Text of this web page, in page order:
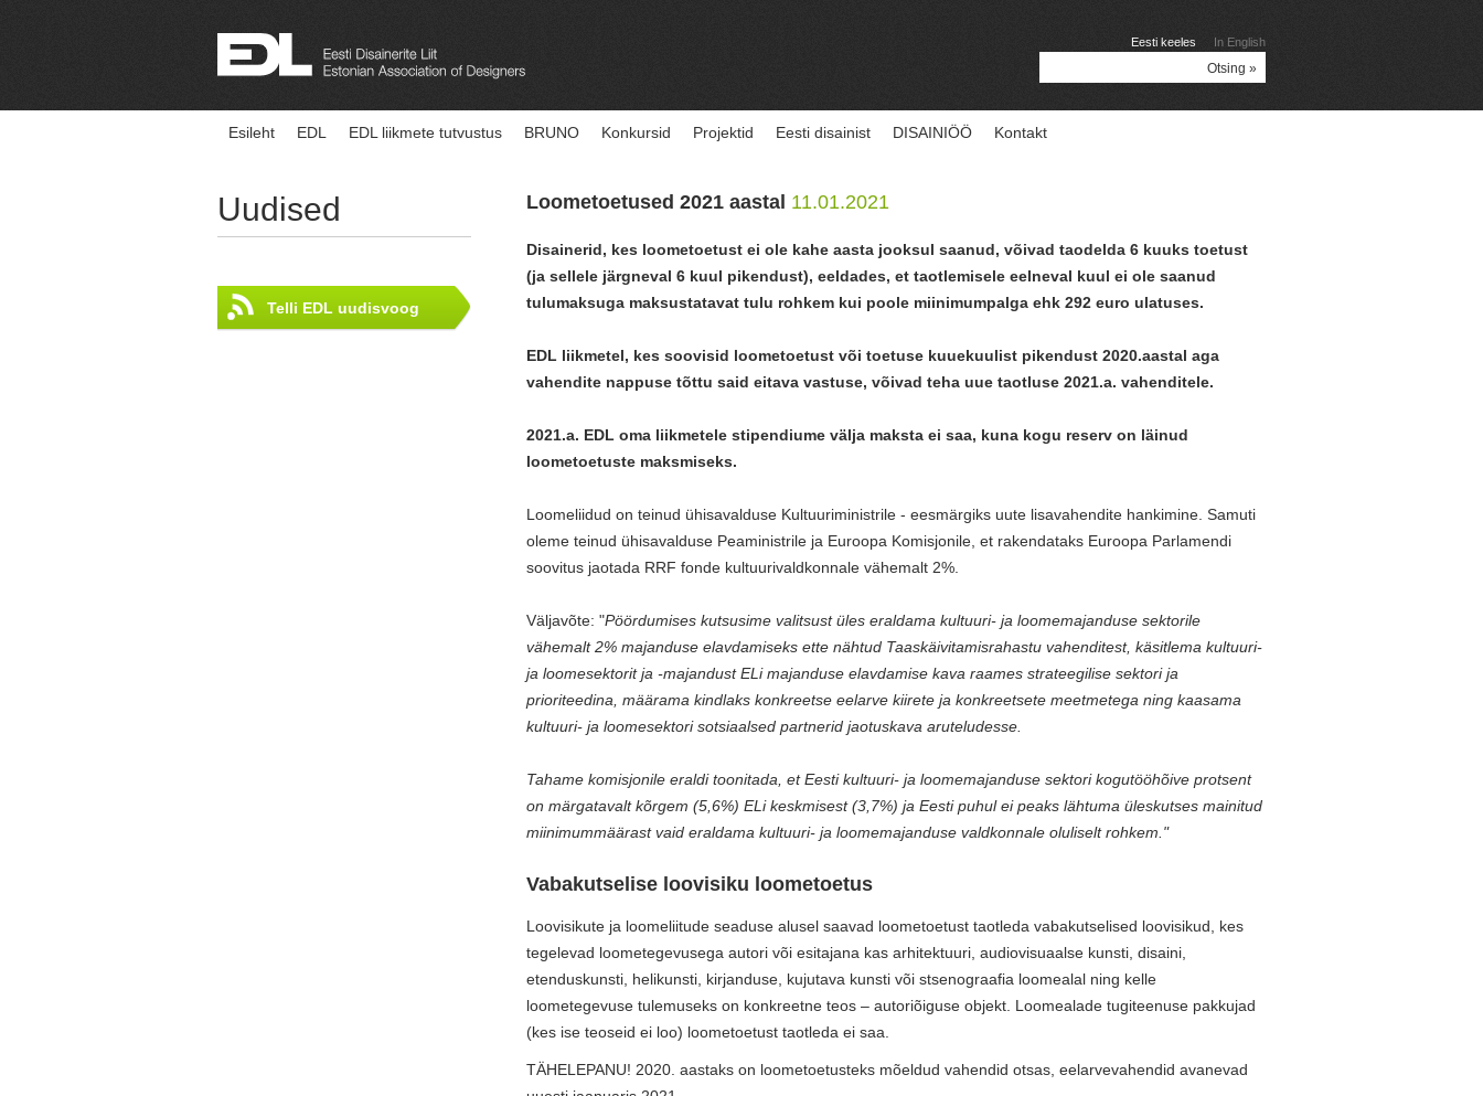
Eesti keeles In English
Esileht EDL EDL liikmete tutvustus BRUNO Konkursid Projektid Eesti disainist DISAINIÖÖ Kontakt
Uudised
Telli EDL uudisvoog
Loometoetused 2021 aastal 11.01.2021
Disainerid, kes loometoetust ei ole kahe aasta jooksul saanud, võivad taodelda 6 kuuks toetust
(ja sellele järgneval 6 kuul pikendust), eeldades, et taotlemisele eelneval kuul ei ole saanud
tulumaksuga maksustatavat tulu rohkem kui poole miinimumpalga ehk 292 euro ulatuses.
EDL liikmetel, kes soovisid loometoetust või toetuse kuuekuulist pikendust 2020.aastal aga
vahendite nappuse tõttu said eitava vastuse, võivad teha uue taotluse 2021.a. vahenditele.
2021.a. EDL oma liikmetele stipendiume välja maksta ei saa, kuna kogu reserv on läinud
loometoetuste maksmiseks.
Loomeliidud on teinud ühisavalduse Kultuuriministrile - eesmärgiks uute lisavahendite hankimine. Samuti
oleme teinud ühisavalduse Peaministrile ja Euroopa Komisjonile, et rakendataks Euroopa Parlamendi
soovitus jaotada RRF fonde kultuurivaldkonnale vähemalt 2%.
Väljavõte: "Pöördumises kutsusime valitsust üles eraldama kultuuri- ja loomemajanduse sektorile
vähemalt 2% majanduse elavdamiseks ette nähtud Taaskäivitamisrahastu vahenditest, käsitlema kultuuri-
ja loomesektorit ja -majandust ELi majanduse elavdamise kava raames strateegilise sektori ja
prioriteedina, määrama kindlaks konkreetse eelarve kiirete ja konkreetsete meetmetega ning kaasama
kultuuri- ja loomesektori sotsiaalsed partnerid jaotuskava aruteludesse.
Tahame komisjonile eraldi toonitada, et Eesti kultuuri- ja loomemajanduse sektori kogutööhõive protsent
on märgatavalt kõrgem (5,6%) ELi keskmisest (3,7%) ja Eesti puhul ei peaks lähtuma üleskutses mainitud
miinimummäärast vaid eraldama kultuuri- ja loomemajanduse valdkonnale oluliselt rohkem."
Vabakutselise loovisiku loometoetus
Loovisikute ja loomeliitude seaduse alusel saavad loometoetust taotleda vabakutselised loovisikud, kes
tegelevad loometegevusega autori või esitajana kas arhitektuuri, audiovisuaalse kunsti, disaini,
etenduskunsti, helikunsti, kirjanduse, kujutava kunsti või stsenograafia loomealal ning kelle
loometegevuse tulemuseks on konkreetne teos – autoriõiguse objekt. Loomealade tugiteenuse pakkujad
(kes ise teoseid ei loo) loometoetust taotleda ei saa.
TÄHELEPANU! 2020. aastaks on loometoetusteks mõeldud vahendid otsas, eelarvevahendid avanevad